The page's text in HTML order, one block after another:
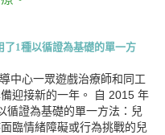
了1種以循證為基礎的單一方
中心一眾遊戲治療師和同工
迎接新的一年。 自 2015 年
循證為基礎的單一方法：兒
臨情緒障礙或行為挑戰的兒